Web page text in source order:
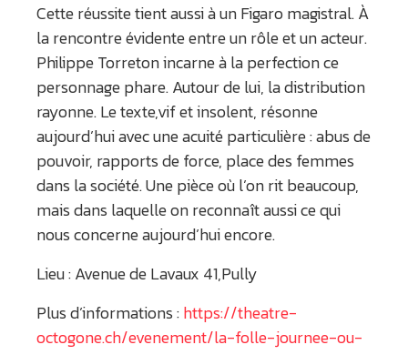
Cette réussite tient aussi à un Figaro magistral. À
la rencontre évidente entre un rôle et un acteur.
Philippe Torreton incarne à la perfection ce
personnage phare. Autour de lui, la distribution
rayonne. Le texte,vif et insolent, résonne
aujourd’hui avec une acuité particulière : abus de
pouvoir, rapports de force, place des femmes
dans la société. Une pièce où l’on rit beaucoup,
mais dans laquelle on reconnaît aussi ce qui
nous concerne aujourd’hui encore.
Lieu : Avenue de Lavaux 41,Pully
Plus d’informations :https://theatre-
octogone.ch/evenement/la-folle-journee-ou-